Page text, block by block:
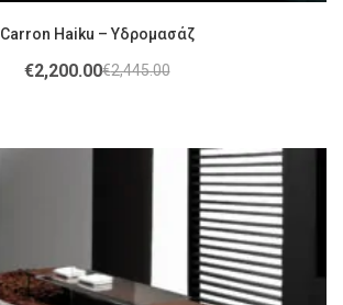
Carron Haiku – Υδρομασάζ
€2,445.00
€2,200.00